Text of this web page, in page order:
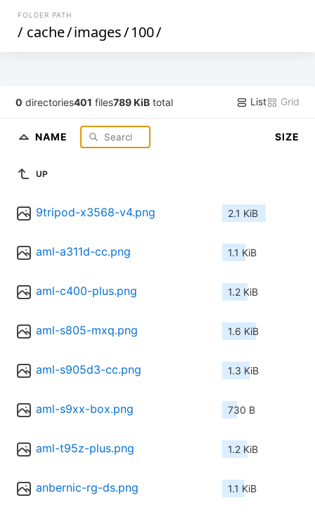
FOLDER PATH
/ cache/images/100/
0 directories401 files789 KiB total List Grid
NAME SIZE
UP
9tripod-x3568-v4.png 2.1 KiB
aml-a311d-cc.png 1.1 KiB
aml-c400-plus.png 1.2 KiB
aml-s805-mxq.png 1.6 KiB
aml-s905d3-cc.png 1.3 KiB
aml-s9xx-box.png 730 B
aml-t95z-plus.png 1.2 KiB
anbernic-rg-ds.png 1.1 KiB